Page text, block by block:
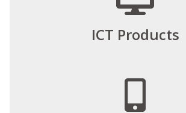
ICT Products